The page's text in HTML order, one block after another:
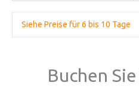
Siehe Preise für 6 bis 10 Tage
Buchen